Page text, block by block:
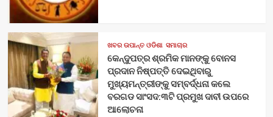
ଖବର ଉପାନ୍ତ ଓଡିଶା ସମାଚାର
କେନ୍ଦୁପତ୍ର ଶ୍ରମିକ ମାନଙ୍କୁ ବୋନସ
ପ୍ରଦାନ ନିଷ୍ପତ୍ତି ଦେଇଥିବାରୁ
ମୁଖ୍ୟମନ୍ତ୍ରୀଙ୍କୁ ସମ୍ବର୍ଦ୍ଧନା କଲେ
ବରଗଡ ସାଂସଦ:୩ଟି ପ୍ରମୁଖ ଦାବୀ ଉପରେ
ଆଲୋଚନା